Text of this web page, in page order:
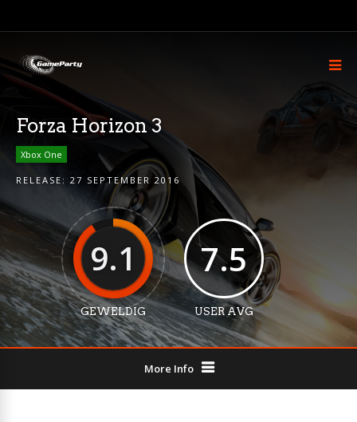
Forza Horizon 3
Xbox One
RELEASE: 27 SEPTEMBER 2016
9.1
GEWELDIG
7.5
USER AVG
More Info